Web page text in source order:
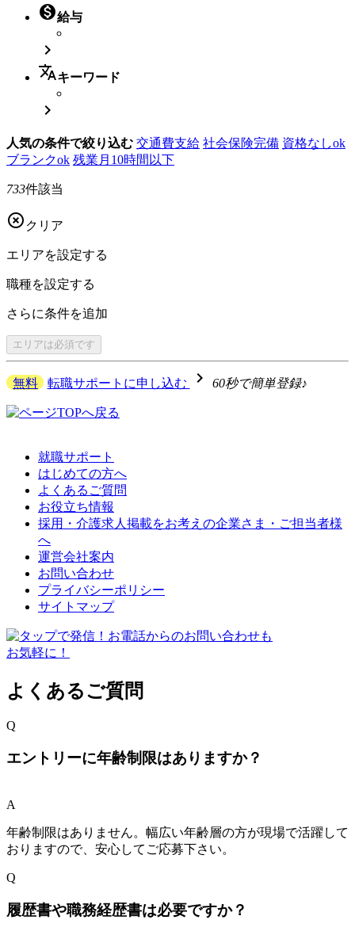
給与

translateキーワード

人気の条件で絞り込む 交通費支給 社会保険完備 資格なしok
ブランクok 残業月10時間以下
733件該当
 クリア
エリアを設定する
職種を設定する
さらに条件を追加
エリアは必須です
無料 転職サポートに申し込む navigate_next 60秒で簡単登録♪
就職サポート
はじめての方へ
よくあるご質問
お役立ち情報
採用・介護求人掲載をお考えの企業さま・ご担当者様
へ
運営会社案内
お問い合わせ
プライバシーポリシー
サイトマップ
よくあるご質問
Q
エントリーに年齢制限はありますか？
A
年齢制限はありません。幅広い年齢層の方が現場で活躍して
おりますので、安心してご応募下さい。
Q
履歴書や職務経歴書は必要ですか？